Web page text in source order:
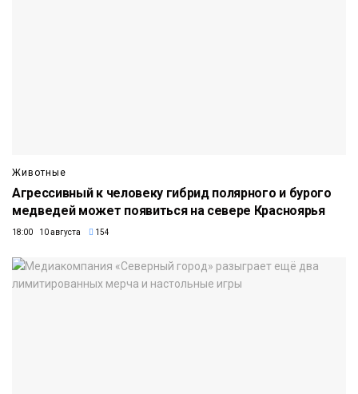
Животные
Агрессивный к человеку гибрид полярного и бурого
медведей может появиться на севере Красноярья
18:00 10 августа 154